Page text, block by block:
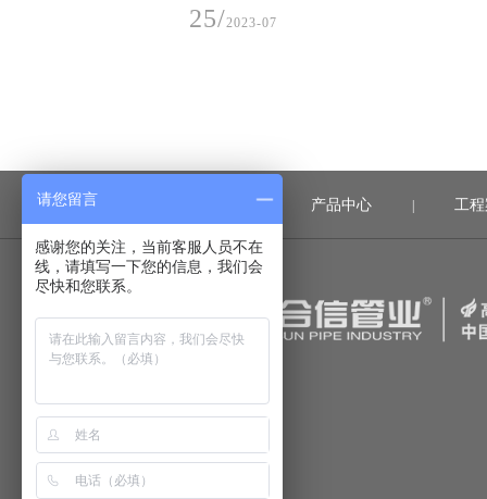
在孝感市临空经济区隆重举行，孝感市委书记胡玖
感市委、市政府讲话，并宣布楚能新能源孝感锂电
| 产品中心 工
请您留言
感谢您的关注，当前客服人员不在
线，请填写一下您的信息，我们会
尽快和您联系。